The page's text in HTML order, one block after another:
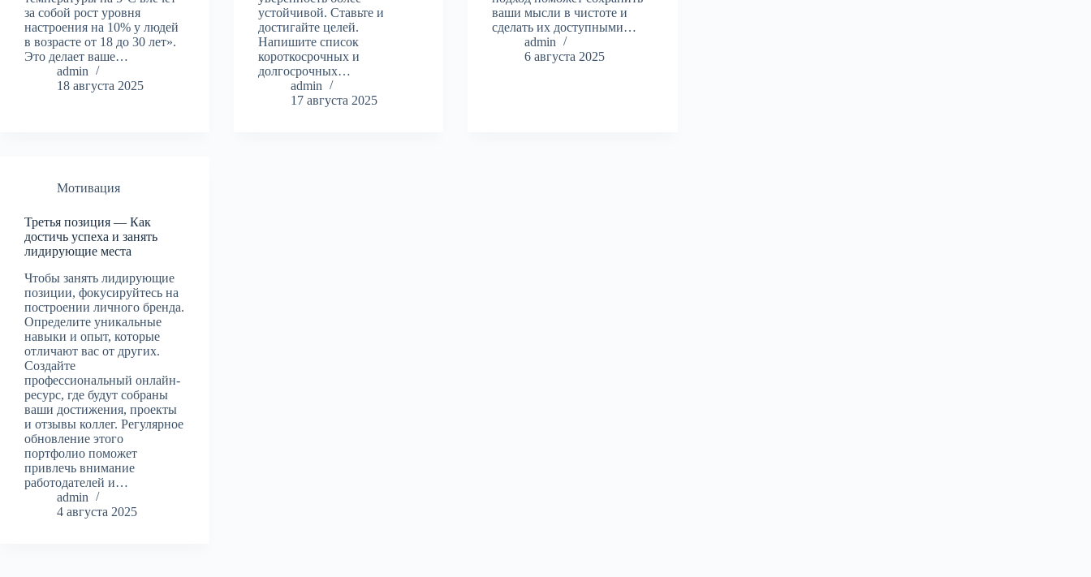
за собой рост уровня
настроения на 10% у людей
в возрасте от 18 до 30 лет».
Это делает ваше…
admin
18 августа 2025
устойчивой. Ставьте и
достигайте целей.
Напишите список
короткосрочных и
долгосрочных…
admin
17 августа 2025
ваши мысли в чистоте и
сделать их доступными…
admin
6 августа 2025
Мотивация
Третья позиция — Как
достичь успеха и занять
лидирующие места
Чтобы занять лидирующие
позиции, фокусируйтесь на
построении личного бренда.
Определите уникальные
навыки и опыт, которые
отличают вас от других.
Создайте
профессиональный онлайн-
ресурс, где будут собраны
ваши достижения, проекты
и отзывы коллег. Регулярное
обновление этого
портфолио поможет
привлечь внимание
работодателей и…
admin
4 августа 2025